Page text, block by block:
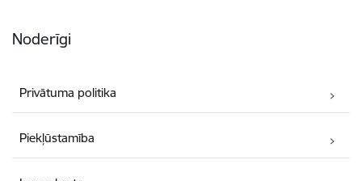
Noderīgi
Privātuma politika
Piekļūstamība